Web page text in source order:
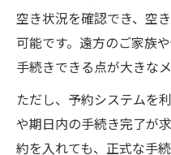
空き状況を確認でき、空
可能です。遠方のご家族
手続きできる点が大きなメ
ただし、予約システムを
や期日内の手続き完了が
約を入れても、正式な手